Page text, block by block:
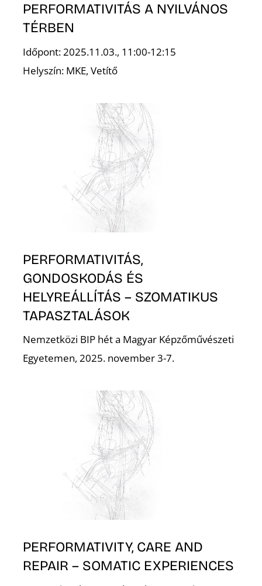
PERFORMATIVITÁS A NYILVÁNOS
TÉRBEN
Időpont: 2025.11.03., 11:00-12:15
Helyszín: MKE, Vetítő
PERFORMATIVITÁS,
GONDOSKODÁS ÉS
HELYREÁLLÍTÁS – SZOMATIKUS
TAPASZTALÁSOK
Nemzetközi BIP hét a Magyar Képzőművészeti
Egyetemen, 2025. november 3-7.
PERFORMATIVITY, CARE AND
REPAIR – SOMATIC EXPERIENCES